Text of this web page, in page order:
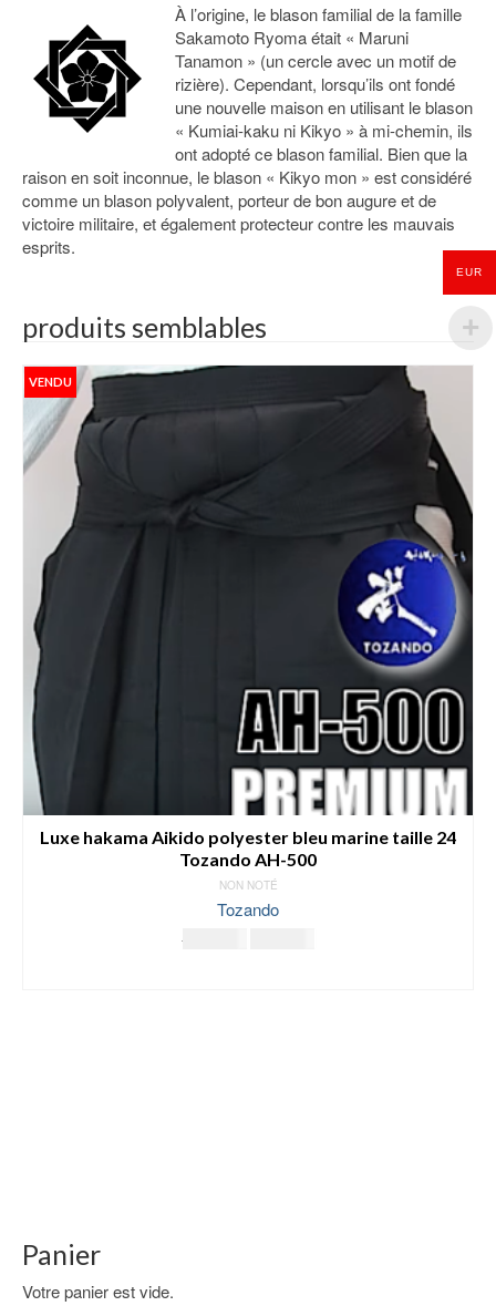
À l’origine, le blason familial de la famille
Sakamoto Ryoma était « Maruni
Tanamon » (un cercle avec un motif de
rizière). Cependant, lorsqu’ils ont fondé
une nouvelle maison en utilisant le blason
« Kumiai-kaku ni Kikyo » à mi-chemin, ils
ont adopté ce blason familial. Bien que la
raison en soit inconnue, le blason « Kikyo mon » est considéré
comme un blason polyvalent, porteur de bon augure et de
victoire militaire, et également protecteur contre les mauvais
esprits.
produits semblables
VENDU
Luxe hakama Aikido polyester bleu marine taille 24
Tozando AH-500
NON NOTÉ
Tozando
174.00
Panier
Votre panier est vide.
EUR